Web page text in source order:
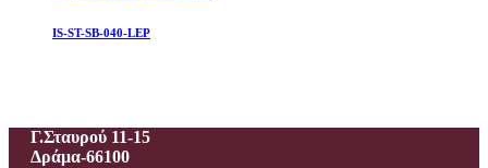
IS-ST-SB-040-LEP
Γ.Σταυρού 11-15
Δράμα-66100